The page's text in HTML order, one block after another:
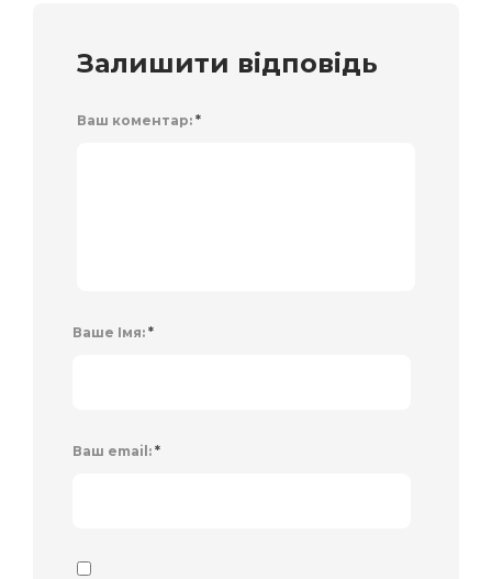
Залишити відповідь
Ваш коментар: *
Ваше Імя: *
Ваш email: *